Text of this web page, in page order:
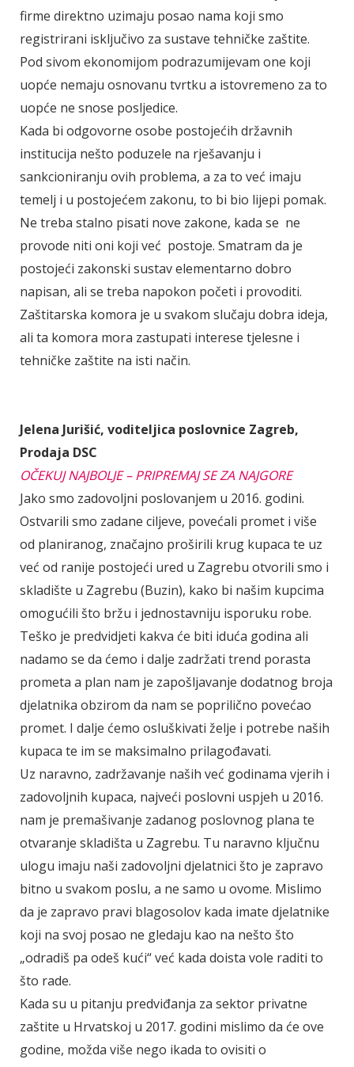
firme direktno uzimaju posao nama koji smo
registrirani isključivo za sustave tehničke zaštite.
Pod sivom ekonomijom podrazumijevam one koji
uopće nemaju osnovanu tvrtku a istovremeno za to
uopće ne snose posljedice.
Kada bi odgovorne osobe postojećih državnih
institucija nešto poduzele na rješavanju i
sankcioniranju ovih problema, a za to već imaju
temelj i u postojećem zakonu, to bi bio lijepi pomak.
Ne treba stalno pisati nove zakone, kada se ne
provode niti oni koji već postoje. Smatram da je
postojeći zakonski sustav elementarno dobro
napisan, ali se treba napokon početi i provoditi.
Zaštitarska komora je u svakom slučaju dobra ideja,
ali ta komora mora zastupati interese tjelesne i
tehničke zaštite na isti način.
Jelena Jurišić, voditeljica poslovnice Zagreb,
Prodaja DSC
OČEKUJ NAJBOLJE – PRIPREMAJ SE ZA NAJGORE
Jako smo zadovoljni poslovanjem u 2016. godini.
Ostvarili smo zadane ciljeve, povećali promet i više
od planiranog, značajno proširili krug kupaca te uz
već od ranije postojeći ured u Zagrebu otvorili smo i
skladište u Zagrebu (Buzin), kako bi našim kupcima
omogućili što bržu i jednostavniju isporuku robe.
Teško je predvidjeti kakva će biti iduća godina ali
nadamo se da ćemo i dalje zadržati trend porasta
prometa a plan nam je zapošljavanje dodatnog broja
djelatnika obzirom da nam se poprilično povećao
promet. I dalje ćemo osluškivati želje i potrebe naših
kupaca te im se maksimalno prilagođavati.
Uz naravno, zadržavanje naših već godinama vjerih i
zadovoljnih kupaca, najveći poslovni uspjeh u 2016.
nam je premašivanje zadanog poslovnog plana te
otvaranje skladišta u Zagrebu. Tu naravno ključnu
ulogu imaju naši zadovoljni djelatnici što je zapravo
bitno u svakom poslu, a ne samo u ovome. Mislimo
da je zapravo pravi blagosolov kada imate djelatnike
koji na svoj posao ne gledaju kao na nešto što
„odradiš pa odeš kući“ već kada doista vole raditi to
što rade.
Kada su u pitanju predviđanja za sektor privatne
zaštite u Hrvatskoj u 2017. godini mislimo da će ove
godine, možda više nego ikada to ovisiti o